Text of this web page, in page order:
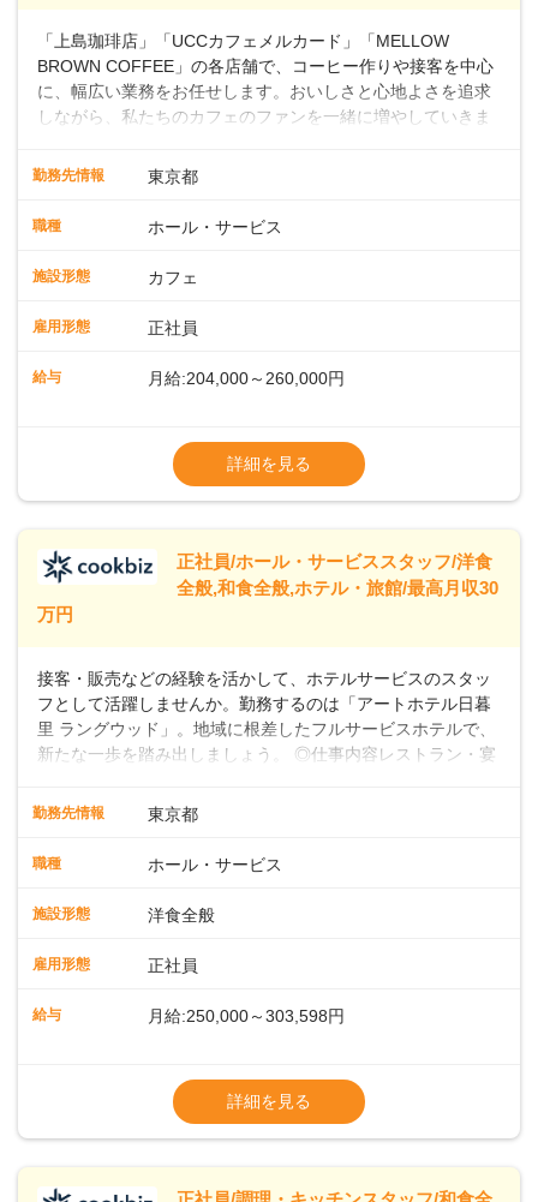
万円＋賞与(年3回)・店長職：年収410万円／
「上島珈琲店」「UCCカフェメルカード」「MELLOW
BROWN COFFEE」の各店舗で、コーヒー作りや接客を中心
に、幅広い業務をお任せします。おいしさと心地よさを追求
しながら、私たちのカフェのファンを一緒に増やしていきま
クの作成お客様のご案内、レジ対応軽食メニューの調理店内
ート体制充実コーヒーの知識から接客マナーまで、先輩スタ
年齢層が活躍しており、チームワークも抜群です。基本マニ
業務に馴染める環境です。「カフェの接客は初めて」という
ッフとして経験を積んだ後、店長を目指してみませんか。売
よ♪あなたも、無理なくステップアップできる環境で、少しず
つ成長していきませんか？
勤務先情報 東京都
職種 ホール・サービス
施設形態 カフェ
雇用形態 正社員
給与 月給:204,000～260,000円
ます・東日本エリア：月給21万4000～27万
※経験・スキルを考慮の上、決定します。
※別途、残業代および各種手当あり
※試用期間なし
■店長職： ・西日本／月給26万7500円
詳細を見る
正社員/ホール・サービススタッフ/洋食
全般,和食全般,ホテル・旅館/最高月収30
万円
接客・販売などの経験を活かして、ホテルサービスのスタッ
フとして活躍しませんか。勤務するのは「アートホテル日暮
里 ラングウッド」。地域に根差したフルサービスホテルで、
新たな一歩を踏み出しましょう。 ◎仕事内容レストラン・宴
や、メニュー説明、オーダーや料理のご提供ほか、予約対応
体を把握し、あなたの真心こもるおもてなしでゲストを笑顔
経験のある方はもちろん、ホテル経験がない方も歓迎。飲食
中です。◇◇クラシカルモダンなホテル◇◇新宿・東京駅ま
どのご利用が多数。18タイプのバンケットルームほか、朝食
烹みなと」などがあります。 ◆POINT◇◇ワークライフバラ
ンスがとりやすい♪育休産休、介護休暇などの制度も整ってお
スデー休暇や永年勤続休暇などの制度もあります。
勤務先情報 東京都
職種 ホール・サービス
施設形態 洋食全般
雇用形態 正社員
給与 月給:250,000～303,598円
◎賞与／年2回（年2か月分支給）
※現在の給与・経験・スキルを考慮します
詳細を見る